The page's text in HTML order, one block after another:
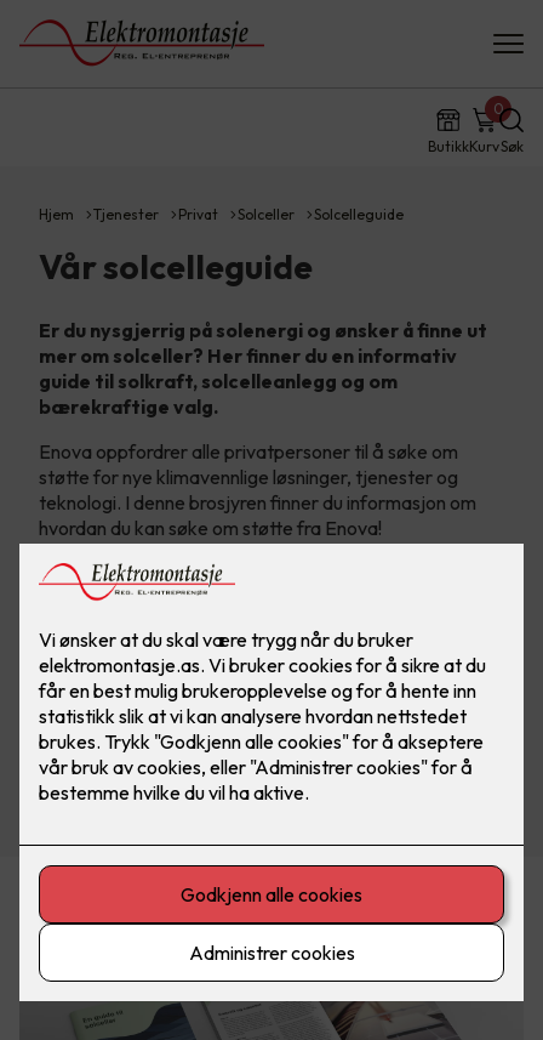
ButikkKurv
0
Søk
Hjem Tjenester Privat Solceller Solcelleguide
Vår solcelleguide
Er du nysgjerrig på solenergi og ønsker å finne ut
mer om solceller? Her finner du en informativ
guide til solkraft, solcelleanlegg og om
bærekraftige valg.
Enova oppfordrer alle privatpersoner til å søke om
støtte for nye klimavennlige løsninger, tjenester og
teknologi. I denne brosjyren finner du informasjon om
hvordan du kan søke om støtte fra Enova!